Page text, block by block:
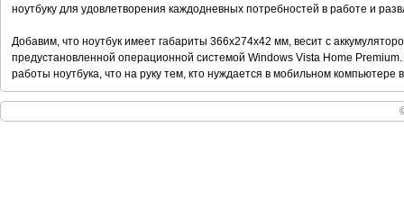
ноутбуку для удовлетворения каждодневных потребностей в работе и
Добавим, что ноутбук имеет габариты 366x274x42 мм, весит с
предустановленной операционной системой Windows Vista Home
работы ноутбука, что на руку тем, кто нуждается в мобильном компьютере